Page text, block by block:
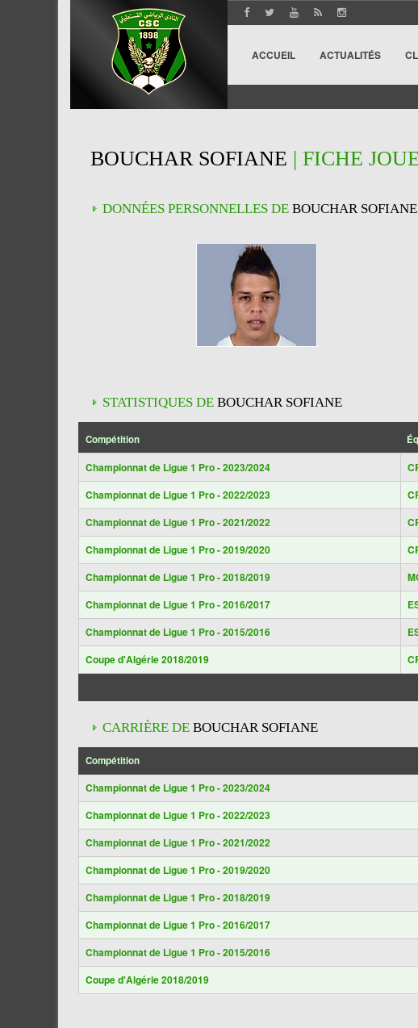
ACCUEIL ACTUALITÉS
BOUCHAR SOFIANE | FICHE
DONNÉES PERSONNELLES DE BOUCHAR SOFIANE
STATISTIQUES DE BOUCHAR SOFIANE
Compétition
Championnat de Ligue 1 Pro - 2023/2024
Championnat de Ligue 1 Pro - 2022/2023
Championnat de Ligue 1 Pro - 2021/2022
Championnat de Ligue 1 Pro - 2019/2020
Championnat de Ligue 1 Pro - 2018/2019
Championnat de Ligue 1 Pro - 2016/2017
Championnat de Ligue 1 Pro - 2015/2016
Coupe d'Algérie 2018/2019
CARRIÈRE DE BOUCHAR SOFIANE
Compétition
Championnat de Ligue 1 Pro - 2023/2024
Championnat de Ligue 1 Pro - 2022/2023
Championnat de Ligue 1 Pro - 2021/2022
Championnat de Ligue 1 Pro - 2019/2020
Championnat de Ligue 1 Pro - 2018/2019
Championnat de Ligue 1 Pro - 2016/2017
Championnat de Ligue 1 Pro - 2015/2016
Coupe d'Algérie 2018/2019